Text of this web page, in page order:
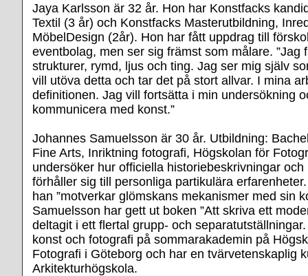
Jaya Karlsson är 32 år. Hon har Konstfacks
Textil (3 år) och Konstfacks Masterutbildning,
MöbelDesign (2år). Hon har fått uppdrag till
eventbolag, men ser sig främst som målare. ”Jag
strukturer, rymd, ljus och ting. Jag ser mig själv
vill utöva detta och tar det på stort allvar. I mina
definitionen. Jag vill fortsätta i min undersökning
kommunicera med konst.”
Johannes Samuelsson är 30 år. Utbildning:
Fine Arts, Inriktning fotografi, Högskolan för
undersöker hur officiella historiebeskrivningar
förhåller sig till personliga partikulära
han ”motverkar glömskans mekanismer med sin
Samuelsson har gett ut boken ”Att skriva ett
deltagit i ett flertal grupp- och
konst och fotografi på sommarakademin på
Fotografi i Göteborg och har en tvärvetenskaplig
Arkitekturhögskola.